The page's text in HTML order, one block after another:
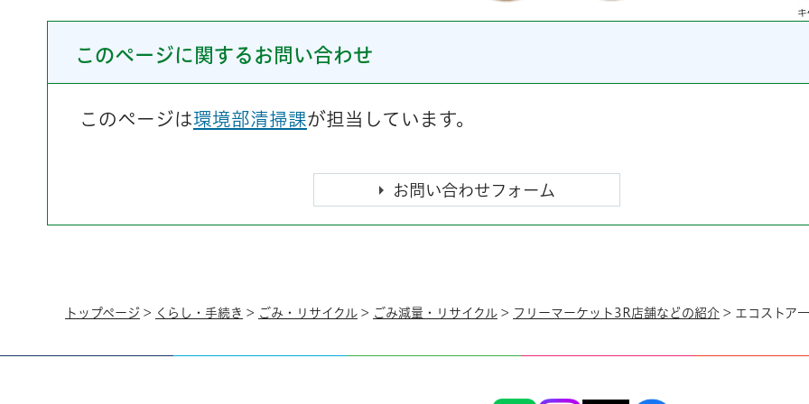
このページに関するお問い合わせ
このページは環境部清掃課が担当しています。
トップページ > くらし・手続き > ごみ・リサイクル > ごみ減量・リサイクル > フリーマーケット3R店舗などの紹介 > エコストア